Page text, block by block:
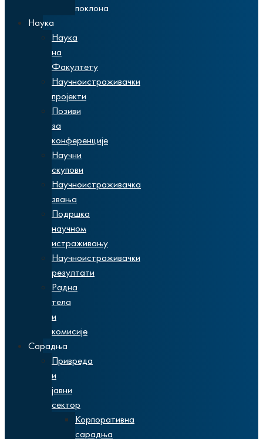
поклона
Наука
Наука
на
Факултету
Научноистраживачки
пројекти
Позиви
за
конференције
Научни
скупови
Научноистраживачка
звања
Подршка
научном
истраживању
Научноистраживачки
резултати
Радна
тела
и
комисије
Сарадња
Привреда
и
јавни
сектор
Корпоративна
сарадња